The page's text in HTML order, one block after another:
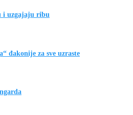
i uzgajaju ribu
đakonije za sve uzraste